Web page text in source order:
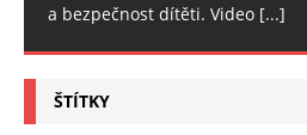
a bezpečnost dítěti. Video [...]
ŠTÍTKY